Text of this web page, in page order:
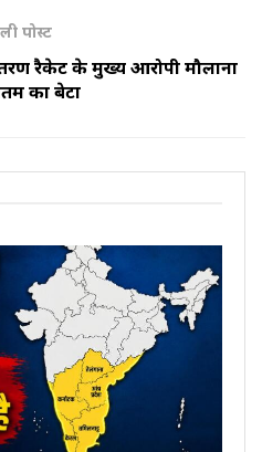
पोस्ट
रैकेट के मुख्य आरोपी मौलाना
का बेटा